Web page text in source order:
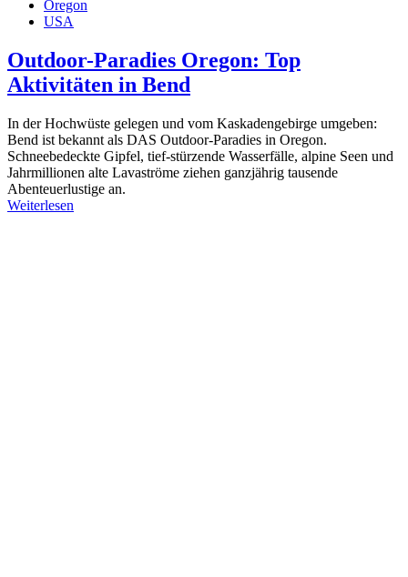
Oregon
USA
Outdoor-Paradies Oregon: Top
Aktivitäten in Bend
In der Hochwüste gelegen und vom Kaskadengebirge umgeben:
Bend ist bekannt als DAS Outdoor-Paradies in Oregon.
Schneebedeckte Gipfel, tief-stürzende Wasserfälle, alpine Seen und
Jahrmillionen alte Lavaströme ziehen ganzjährig tausende
Abenteuerlustige an.
Weiterlesen